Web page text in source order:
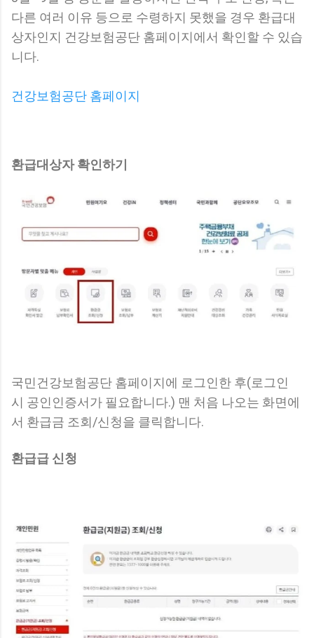
다른 여러 이유 등으로 수령하지 못했을 경우 환급대
상자인지 건강보험공단 홈페이지에서 확인할 수 있습
니다.
건강보험공단 홈페이지
환급대상자 확인하기
국민건강보험공단 홈페이지에 로그인한 후(로그인
시 공인인증서가 필요합니다.) 맨 처음 나오는 화면에
서 환급금 조회/신청을 클릭합니다.
환급급 신청